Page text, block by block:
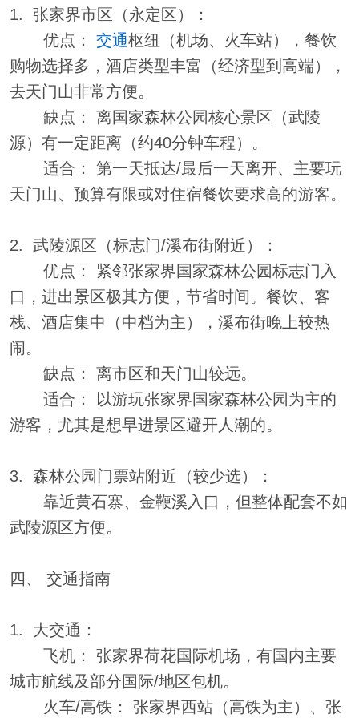
1. 张家界市区（永定区）：
优点： 交通枢纽（机场、火车站），餐饮
购物选择多，酒店类型丰富（经济型到高端），
去天门山非常方便。
缺点： 离国家森林公园核心景区（武陵
源）有一定距离（约40分钟车程）。
适合： 第一天抵达/最后一天离开、主要玩
天门山、预算有限或对住宿餐饮要求高的游客。
2. 武陵源区（标志门/溪布街附近）：
优点： 紧邻张家界国家森林公园标志门入
口，进出景区极其方便，节省时间。餐饮、客
栈、酒店集中（中档为主），溪布街晚上较热
闹。
缺点： 离市区和天门山较远。
适合： 以游玩张家界国家森林公园为主的
游客，尤其是想早进景区避开人潮的。
3. 森林公园门票站附近（较少选）：
靠近黄石寨、金鞭溪入口，但整体配套不如
武陵源区方便。
四、 交通指南
1. 大交通：
飞机： 张家界荷花国际机场，有国内主要
城市航线及部分国际/地区包机。
火车/高铁： 张家界西站（高铁为主）、张